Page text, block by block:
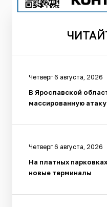
Четверг 6 августа, 2026
В Ярославской
массированную
Четверг 6 августа, 2026
На платных
новые терминалы